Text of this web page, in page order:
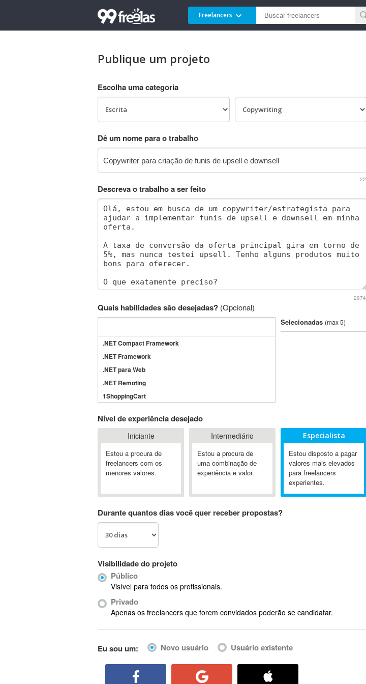
Freelancers
Publique um projeto
Escolha uma categoria
Dê um nome para o trabalho
22
Descreva o trabalho a ser feito
2974
Quais habilidades são desejadas? (Opcional)
.NET Compact Framework
.NET Framework
.NET para Web
.NET Remoting
1ShoppingCart
3GSM
4D Dimension
802.11
A&P
A-GPS
Ab Initio
ABIS
AbleCommerce
Ableton Live
Abstract Window Toolkit (AWT)
Selecionadas (max 5)
Nível de experiência desejado
Iniciante
Estou a procura de
freelancers com os
menores valores.
Intermediário
Estou a procura de
uma combinação de
experiência e valor.
Especialista
Estou disposto a pagar
valores mais elevados
para freelancers
experientes.
Durante quantos dias você quer receber propostas?
Visibilidade do projeto
Público
Visível para todos os profissionais.
Privado
Apenas os freelancers que forem convidados poderão se candidatar.
Eu sou um: Novo usuário Usuário existente